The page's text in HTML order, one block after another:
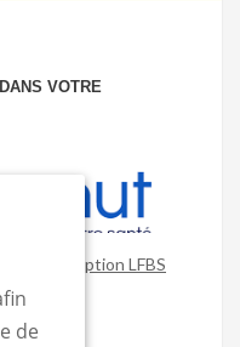
VOTRE
inscription LFBS
de